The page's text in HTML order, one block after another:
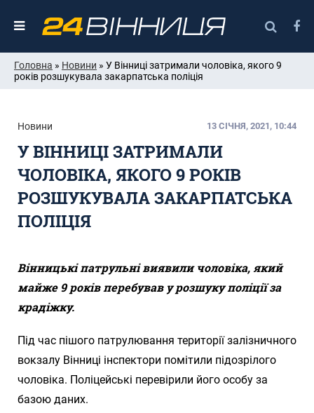
Головна » Новини » У Вінниці затримали чоловіка, якого 9
років розшукувала закарпатська поліція
Новини 13 СІЧНЯ, 2021, 10:44
У ВІННИЦІ ЗАТРИМАЛИ
ЧОЛОВІКА, ЯКОГО 9 РОКІВ
РОЗШУКУВАЛА ЗАКАРПАТСЬКА
ПОЛІЦІЯ
Вінницькі патрульні виявили чоловіка, який
майже 9 років перебував у розшуку поліціїза
крадіжку.
Під час пішого патрулювання території залізничного
вокзалу Вінниці інспектори помітили підозрілого
чоловіка. Поліцейські перевірили його особу за
базою даних.